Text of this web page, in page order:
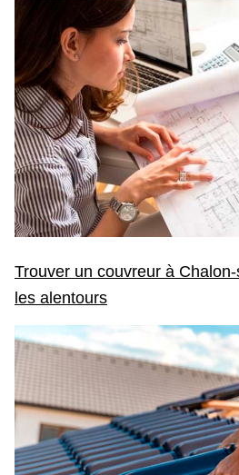
Trouver un couvreur à
les alentours